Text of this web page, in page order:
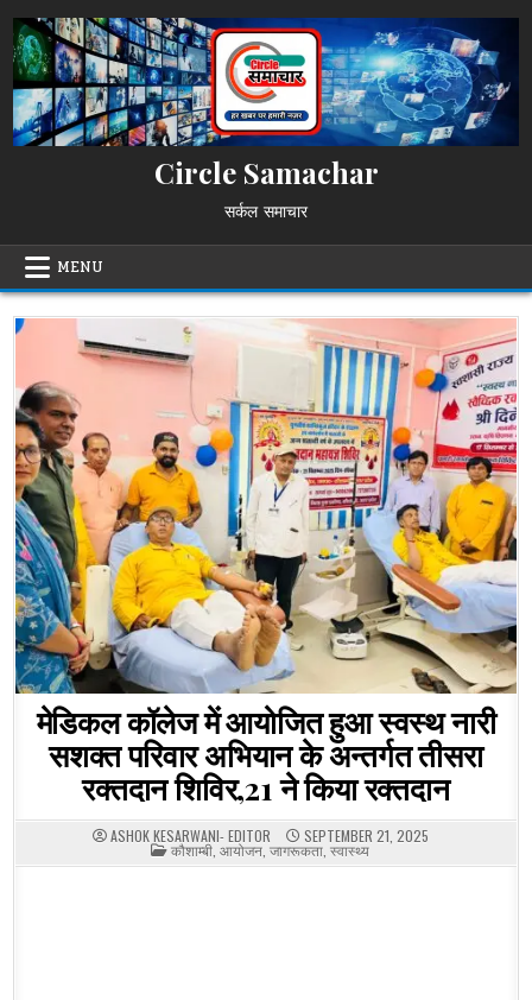
to
content
Circle Samachar
सर्कल समाचार
MENU
मेडिकल कॉलेज में आयोजित हुआ स्वस्थ नारी
सशक्त परिवार अभियान के अन्तर्गत तीसरा
रक्तदान शिविर,21 ने किया रक्तदान
ASHOK KESARWANI- EDITOR SEPTEMBER 21, 2025
POSTED
IN
कौशाम्बी आयोजन ,जागरूकता स्वास्थ्य